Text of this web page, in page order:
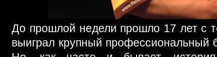
До прошлой недели прошло 17 лет с
выиграл крупный профессиональный